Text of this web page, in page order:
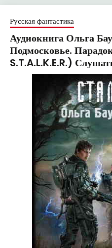
Русская фантастика
Аудиокнига Ольга
Подмосковье.
S.T.A.L.K.E.R.)